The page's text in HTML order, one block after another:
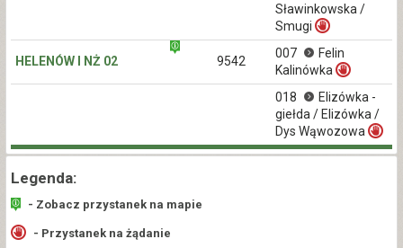
Sławinkowska /
Smugi
HELENÓW I NŻ 02 9542
007
Felin
Kalinówka
018
Elizówka -
giełda / Elizówka /
Dys Wąwozowa
Legenda:
- Zobacz przystanek na mapie
- Przystanek na żądanie